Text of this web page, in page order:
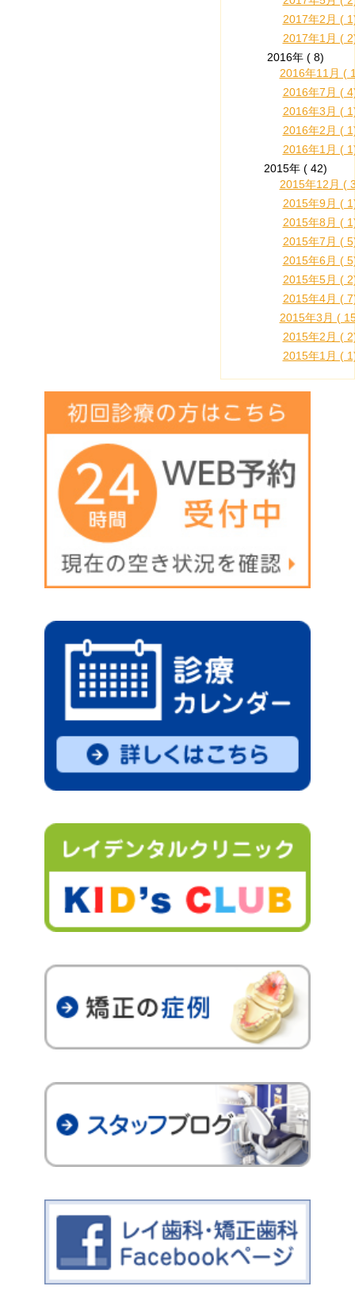
2017年2月 (
2017年1月 (
2016年 ( 8)
2016年11月 (
2016年7月 (
2016年3月 (
2016年2月 (
2016年1月 (
2015年 ( 42)
2015年12月 (
2015年9月 (
2015年8月 (
2015年7月 (
2015年6月 (
2015年5月 (
2015年4月 (
2015年3月 (
2015年2月 (
2015年1月 (